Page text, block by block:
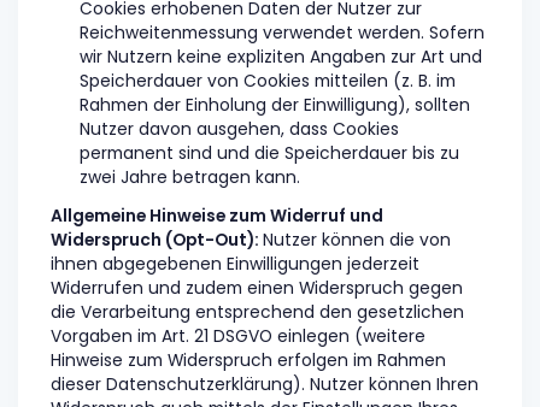
Cookies erhobenen Daten der Nutzer zur
Reichweitenmessung verwendet werden. Sofern
wir Nutzern keine expliziten Angaben zur Art und
Speicherdauer von Cookies mitteilen (z. B. im
Rahmen der Einholung der Einwilligung), sollten
Nutzer davon ausgehen, dass Cookies
permanent sind und die Speicherdauer bis zu
zwei Jahre betragen kann.
Allgemeine Hinweise zum Widerruf und
Widerspruch (Opt-Out): Nutzer können die von
ihnen abgegebenen Einwilligungen jederzeit
Widerrufen und zudem einen Widerspruch gegen
die Verarbeitung entsprechend den gesetzlichen
Vorgaben im Art. 21 DSGVO einlegen (weitere
Hinweise zum Widerspruch erfolgen im Rahmen
dieser Datenschutzerklärung). Nutzer können Ihren